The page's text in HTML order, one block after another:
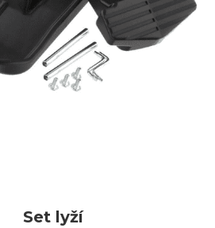
Set lyží